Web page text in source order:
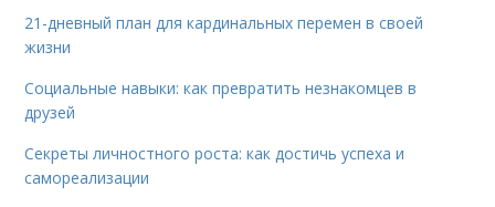
21-дневный план для кардинальных перемен в своей
жизни
Социальные навыки: как превратить незнакомцев в
друзей
Секреты личностного роста: как достичь успеха и
самореализации